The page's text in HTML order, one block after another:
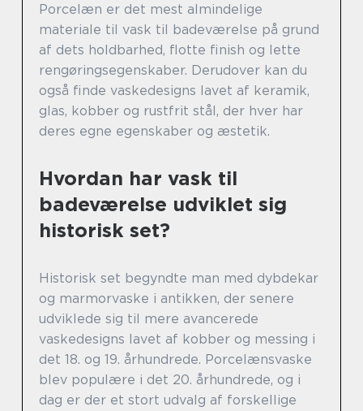
Porcelæn er det mest almindelige
materiale til vask til badeværelse på grund
af dets holdbarhed, flotte finish og lette
rengøringsegenskaber. Derudover kan du
også finde vaskedesigns lavet af keramik,
glas, kobber og rustfrit stål, der hver har
deres egne egenskaber og æstetik.
Hvordan har vask til
badeværelse udviklet sig
historisk set?
Historisk set begyndte man med dybdekar
og marmorvaske i antikken, der senere
udviklede sig til mere avancerede
vaskedesigns lavet af kobber og messing i
det 18. og 19. århundrede. Porcelænsvaske
blev populære i det 20. århundrede, og i
dag er der et stort udvalg af forskellige